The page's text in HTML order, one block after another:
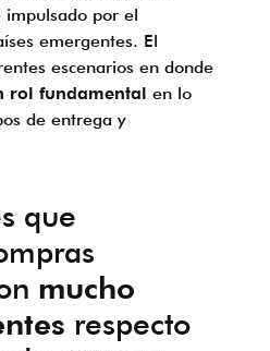
por el
emergentes. El
escenarios en donde
rol fundamental en lo
de entrega y
que
mucho
respecto